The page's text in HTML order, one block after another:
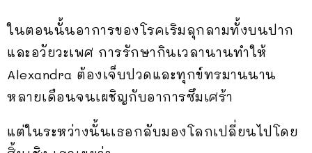
ในตอนนั้นอาการของโรคเริมลุกลามทั้งบนปาก
และอวัยวะเพศ การรักษากินเวลานานทำให้
Alexandra ต้องเจ็บปวดและทุกข์ทรมานนาน
หลายเดือนจนเผชิญกับอาการซึมเศร้า
แต่ในระหว่างนั้นเธอกลับมองโลกเปลี่ยนไปโดย